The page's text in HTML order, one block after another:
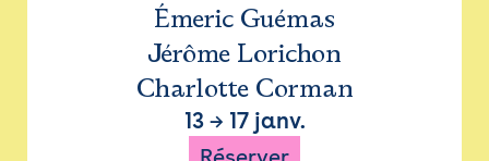
Émeric Guémas
Jérôme Lorichon
Charlotte Corman
13→ 17 janv.